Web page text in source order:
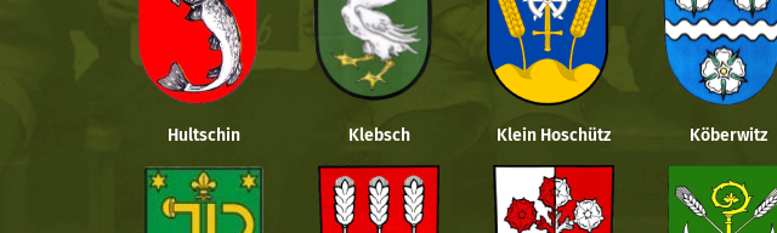
Hultschin Klebsch Klein Hoschütz Köberwitz